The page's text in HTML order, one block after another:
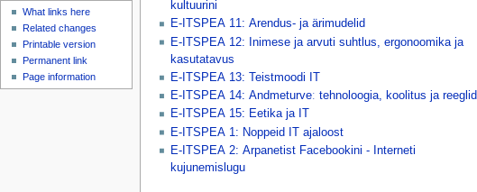
kultuurini
E-ITSPEA 11: Arendus- ja ärimudelid
E-ITSPEA 12: Inimese ja arvuti suhtlus, ergonoomika ja
kasutatavus
E-ITSPEA 13: Teistmoodi IT
E-ITSPEA 14: Andmeturveː tehnoloogia, koolitus ja reeglid
E-ITSPEA 15: Eetika ja IT
E-ITSPEA 1: Noppeid IT ajaloost
E-ITSPEA 2: Arpanetist Facebookini - Interneti
kujunemislugu
m
What links here
Related changes
Printable version
Permanent link
Page information